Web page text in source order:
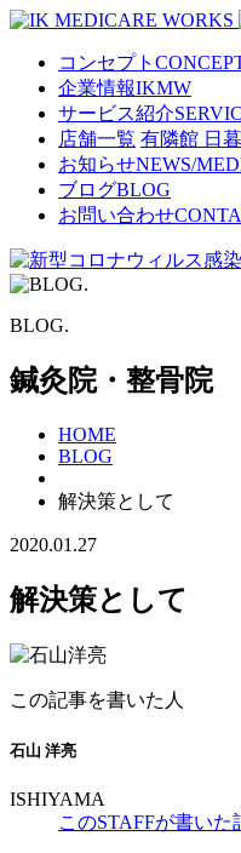
コンセプト
企業情報IKMW
サービス紹介
店舗一覧 有隣館 日
お知らせNEWS/
ブログBLOG
お問い合わせ
BLOG.
鍼灸院・整骨院
HOME
BLOG
解決策として
2020.01.27
解決策として
この記事を書いた人
石山 洋亮
ISHIYAMA
このSTAFFが書いた